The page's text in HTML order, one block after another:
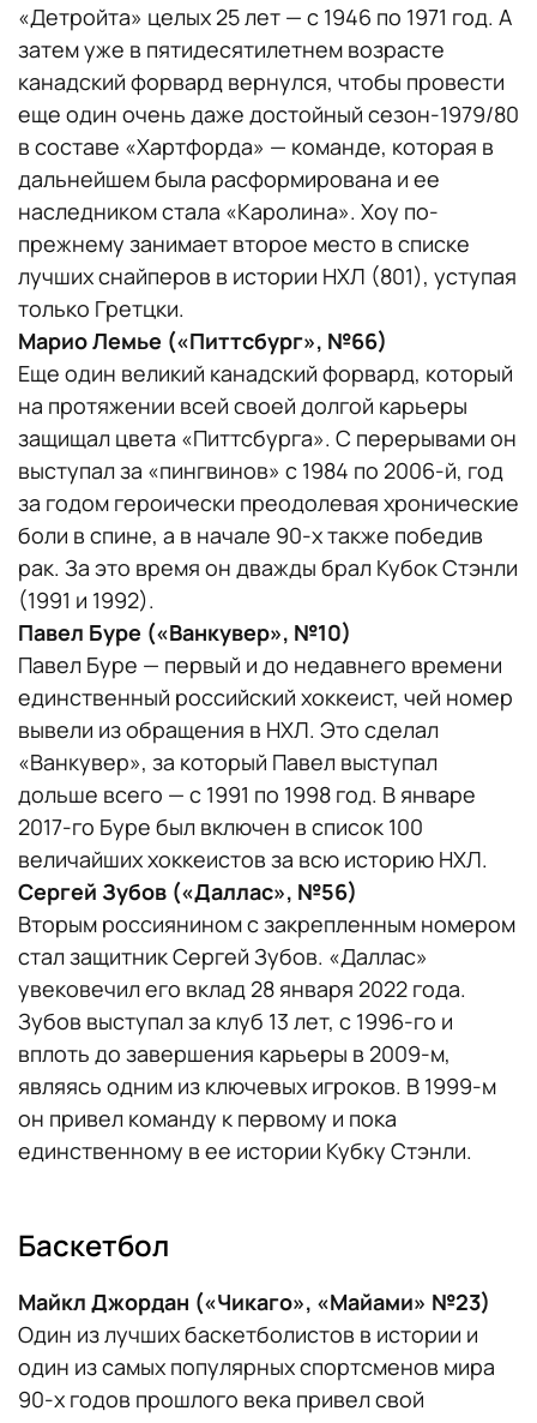
«Детройта» целых 25 лет — с 1946 по 1971 год. А
затем уже в пятидесятилетнем возрасте
канадский форвард вернулся, чтобы провести
еще один очень даже достойный сезон-1979/80
в составе «Хартфорда» — команде, которая в
дальнейшем была расформирована и ее
наследником стала «Каролина». Хоу по-
прежнему занимает второе место в списке
лучших снайперов в истории НХЛ (801), уступая
только Гретцки.
Марио Лемье («Питтсбург», №66)
Еще один великий канадский форвард, который
на протяжении всей своей долгой карьеры
защищал цвета «Питтсбурга». С перерывами он
выступал за «пингвинов» с 1984 по 2006-й, год
за годом героически преодолевая хронические
боли в спине, а в начале 90-х также победив
рак. За это время он дважды брал Кубок Стэнли
(1991 и 1992).
Павел Буре («Ванкувер», №10)
Павел Буре — первый и до недавнего времени
единственный российский хоккеист, чей номер
вывели из обращения в НХЛ. Это сделал
«Ванкувер», за который Павел выступал
дольше всего — с 1991 по 1998 год. В январе
2017-го Буре был включен в список 100
величайших хоккеистов за всю историю НХЛ.
Сергей Зубов («Даллас», №56)
Вторым россиянином с закрепленным номером
стал защитник Сергей Зубов. «Даллас»
увековечил его вклад 28 января 2022 года.
Зубов выступал за клуб 13 лет, с 1996-го и
вплоть до завершения карьеры в 2009-м,
являясь одним из ключевых игроков. В 1999-м
он привел команду к первому и пока
единственному в ее истории Кубку Стэнли.
Баскетбол
Майкл Джордан («Чикаго», «Майами» №23)
Один из лучших баскетболистов в истории и
один из самых популярных спортсменов мира
90-х годов прошлого века привел свой